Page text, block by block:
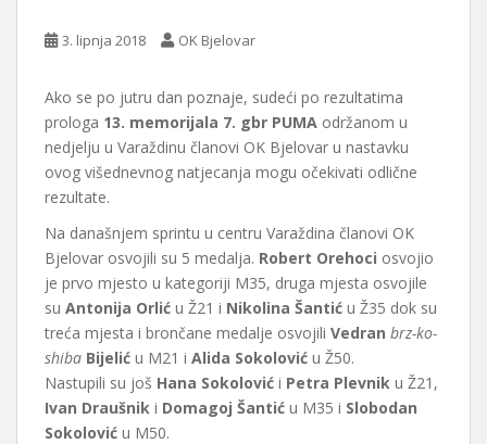
3. lipnja 2018 OK Bjelovar
Ako se po jutru dan poznaje, sudeći po rezultatima
prologa 13. memorijala 7. gbr PUMA održanom u
nedjelju u Varaždinu članovi OK Bjelovar u nastavku
ovog višednevnog natjecanja mogu očekivati odlične
rezultate.
Na današnjem sprintu u centru Varaždina članovi OK
Bjelovar osvojili su 5 medalja. Robert Orehoci osvojio
je prvo mjesto u kategoriji M35, druga mjesta osvojile
su Antonija Orlić u Ž21 i Nikolina Šantić u Ž35 dok su
treća mjesta i brončane medalje osvojili Vedran brz-ko-
shiba Bijelić u M21 i Alida Sokolović u Ž50.
Nastupili su još Hana Sokolović i Petra Plevnik u Ž21,
Ivan Draušnik i Domagoj Šantić u M35 i Slobodan
Sokolović u M50.